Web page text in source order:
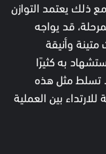
ذلك يعتمد التوازن
قد يواجه
وأنيقة
به كثيرًا
تسلط مثل هذه
بين العملية